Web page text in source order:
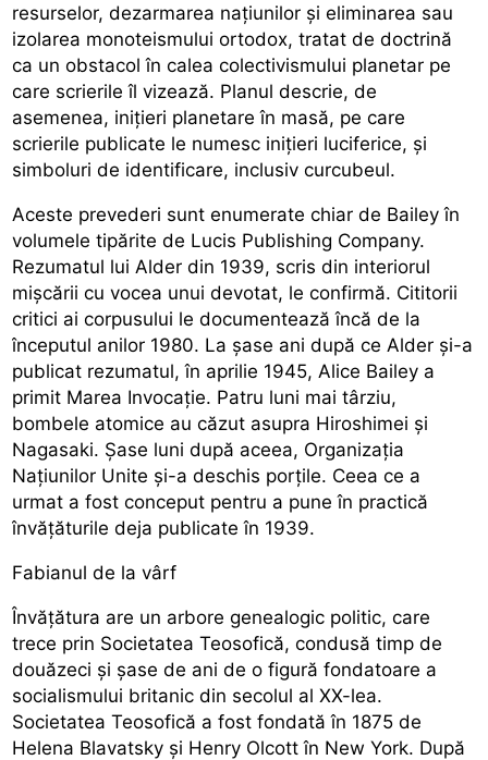
resurselor, dezarmarea națiunilor și eliminarea sau
izolarea monoteismului ortodox, tratat de doctrină
ca un obstacol în calea colectivismului planetar pe
care scrierile îl vizează. Planul descrie, de
asemenea, inițieri planetare în masă, pe care
scrierile publicate le numesc inițieri luciferice, și
simboluri de identificare, inclusiv curcubeul.
Aceste prevederi sunt enumerate chiar de Bailey în
volumele tipărite de Lucis Publishing Company.
Rezumatul lui Alder din 1939, scris din interiorul
mișcării cu vocea unui devotat, le confirmă. Cititorii
critici ai corpusului le documentează încă de la
începutul anilor 1980. La șase ani după ce Alder și-a
publicat rezumatul, în aprilie 1945, Alice Bailey a
primit Marea Invocație. Patru luni mai târziu,
bombele atomice au căzut asupra Hiroshimei și
Nagasaki. Șase luni după aceea, Organizația
Națiunilor Unite și-a deschis porțile. Ceea ce a
urmat a fost conceput pentru a pune în practică
învățăturile deja publicate în 1939.
Fabianul de la vârf
Învățătura are un arbore genealogic politic, care
trece prin Societatea Teosofică, condusă timp de
douăzeci și șase de ani de o figură fondatoare a
socialismului britanic din secolul al XX-lea.
Societatea Teosofică a fost fondată în 1875 de
Helena Blavatsky și Henry Olcott în New York. După